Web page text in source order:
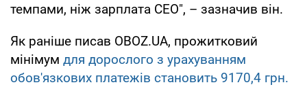
темпами, ніж зарплата CEO", – зазначив він.
Як раніше писав OBOZ.UA, прожитковий
мінімум для дорослого з урахуванням
обов'язкових платежів становить 9170,4 грн.